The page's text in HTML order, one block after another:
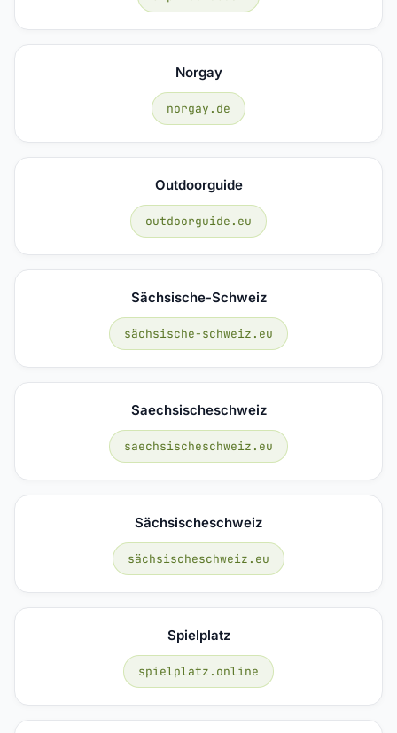
Norgay
norgay.de
Outdoorguide
outdoorguide.eu
Sächsische-Schweiz
sächsische-schweiz.eu
Saechsischeschweiz
saechsischeschweiz.eu
Sächsischeschweiz
sächsischeschweiz.eu
Spielplatz
spielplatz.online